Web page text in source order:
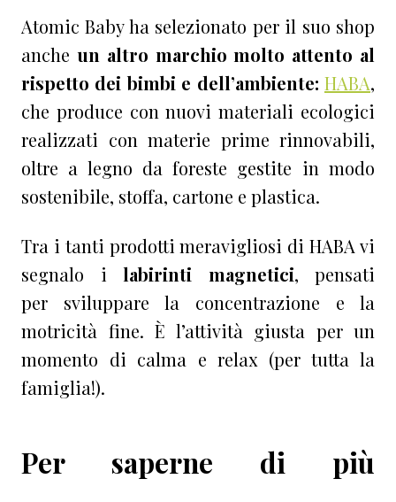
Atomic Baby ha selezionato per il suo shop
anche un altro marchio molto attento al
rispetto dei bimbi e dell’ambiente: HABA,
che produce con nuovi materiali ecologici
realizzati con materie prime rinnovabili,
oltre a legno da foreste gestite in modo
sostenibile, stoffa, cartone e plastica.
Tra i tanti prodotti meravigliosi di HABA vi
segnalo i labirinti magnetici, pensati
per sviluppare la concentrazione e la
motricità fine. È l’attività giusta per un
momento di calma e relax (per tutta la
famiglia!).
Per saperne di più